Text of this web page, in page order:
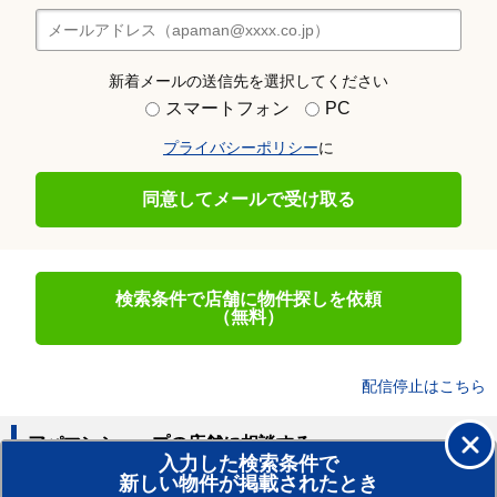
新着メールの送信先を選択してください
スマートフォン PC
プライバシーポリシーに
同意してメールで受け取る
検索条件で店舗に物件探しを依頼
（無料）
配信停止はこちら
入力した検索条件で
新しい物件が掲載されたとき
アパマンショップの店舗に相談する